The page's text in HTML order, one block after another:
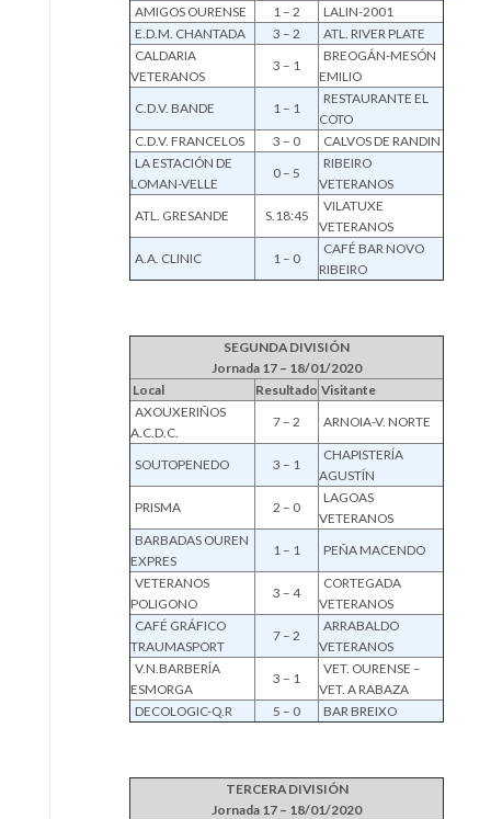
AMIGOS OURENSE
1 – 2
LALIN-2001
E.D.M. CHANTADA
3 – 2
ATL. RIVER PLATE
CALDARIA
VETERANOS
3 – 1
BREOGÁN-MESÓN
EMILIO
C.D.V. BANDE
1 – 1
RESTAURANTE EL
COTO
C.D.V. FRANCELOS
3 – 0
CALVOS DE RANDIN
LA ESTACIÓN DE
LOMAN-VELLE
0 – 5
RIBEIRO
VETERANOS
ATL. GRESANDE
S.18:45
VILATUXE
VETERANOS
A.A. CLINIC
1 – 0
CAFÉ BAR NOVO
RIBEIRO
SEGUNDA DIVISIÓN
Jornada 17 – 18/01/2020
Local
Resultado Visitante
AXOUXERIÑOS
A.C.D.C.
7 – 2 ARNOIA-V. NORTE
SOUTOPENEDO 3 – 1
CHAPISTERÍA
AGUSTÍN
PRISMA
2 – 0
LAGOAS
VETERANOS
BARBADAS OUREN
EXPRES
1 – 1
PEÑA MACENDO
VETERANOS
POLIGONO
3 – 4
CORTEGADA
VETERANOS
CAFÉ GRÁFICO
TRAUMASPORT
7 – 2
ARRABALDO
VETERANOS
V.N.BARBERÍA
ESMORGA
3 – 1
VET. OURENSE –
VET. A RABAZA
DECOLOGIC-Q.R
5 – 0 BAR BREIXO
TERCERA DIVISIÓN
Jornada 17 – 18/01/2020